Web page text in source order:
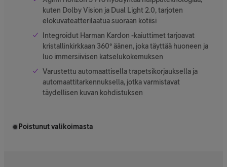
kuten Dolby Vision ja Dual Light 2.0, tarjoten
elokuvateatterilaatua suoraan kotiisi
Integroidut Harman Kardon -kaiuttimet tarjoavat
kristallinkirkkaan 360° äänen, joka täyttää huoneen ja
luo immersiivisen katselukokemuksen
Varustettu automaattisella trapetsikorjauksella ja
automaattitarkennuksella, jotka varmistavat
täydellisen kuvan kohdistuksen
Poistunut valikoimasta